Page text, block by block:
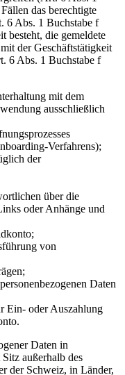
das berechtigte
6 Abs. 1 Buchstabe f
besteht, die gemeldete
der Geschäftstätigkeit
6 Abs. 1 Buchstabe f
mit dem
ausschließlich
Verfahrens);
der
über die
oder Anhänge und
von
Daten
Ein- oder Auszahlung
Daten in
außerhalb des
der Schweiz, in Länder,